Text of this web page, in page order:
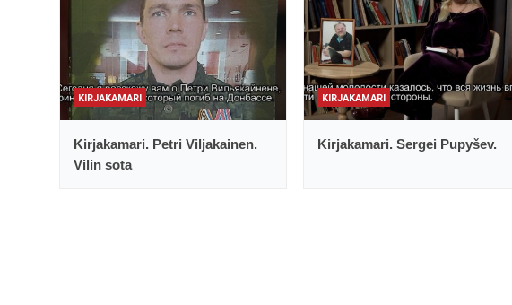
KIRJAKAMARI
Kirjakamari. Petri Viljakainen.
Vilin sota
KIRJAKAMARI
Kirjakamari. Sergei Pupyšev.